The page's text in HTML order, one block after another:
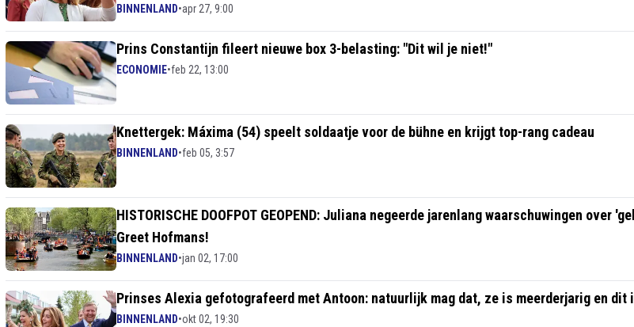
BINNENLAND•apr 27, 9:00
Prins Constantijn fileert nieuwe box 3-belasting: "Dit wil je niet!"
ECONOMIE•feb 22, 13:00
Knettergek: Máxima (54) speelt soldaatje voor de bühne en krijgt top-rang cadeau
BINNENLAND•feb 05, 3:57
HISTORISCHE DOOFPOT GEOPEND: Juliana negeerde jarenlang waarschuwingen over
Greet Hofmans!
BINNENLAND•jan 02, 17:00
Prinses Alexia gefotografeerd met Antoon: natuurlijk mag dat, ze is meerderjarig en dit
BINNENLAND•okt 02, 19:30